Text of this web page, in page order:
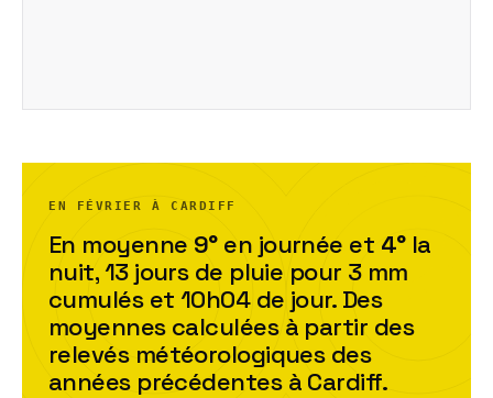
EN FÉVRIER À CARDIFF
En moyenne 9°en journée et 4°la
nuit,13joursde pluie pour 3mm
cumulés et 10h04de jour. Des
moyennes calculées à partir des
relevés météorologiques des
années précédentes à Cardiff.